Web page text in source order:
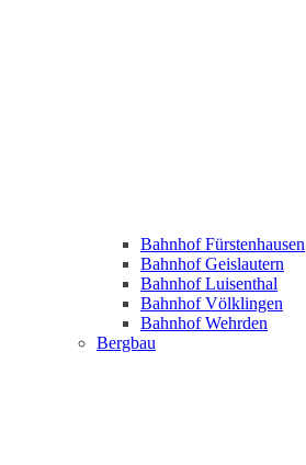
Bahnhof Fürstenhausen
Bahnhof Geislautern
Bahnhof Luisenthal
Bahnhof Völklingen
Bahnhof Wehrden
Bergbau